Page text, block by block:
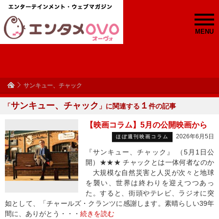
MENU
サンキュー、チャック
「サンキュー、チャック 」に関連する １ 件の記事
【映画コラム】5月の公開映画から
ほぼ週刊映画コラム 2026年6月5日
『サンキュー、チャック』 （5月1日公
開）★★★ チャックとは一体何者なのか
大規模な自然災害と人災が次々と地球
を襲い、世界は終わりを迎えつつあっ
た。すると、街頭やテレビ、ラジオに突
如として、「チャールズ・クランツに感謝します。素晴らしい39年
間に、ありがとう・・・ 続きを読む